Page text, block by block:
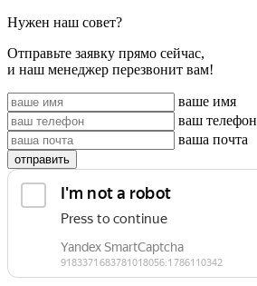
Нужен наш совет?
Отправьте заявку прямо сейчас,
и наш менеджер перезвонит вам!
ваше имя
ваш телефон
ваша почта
отправить